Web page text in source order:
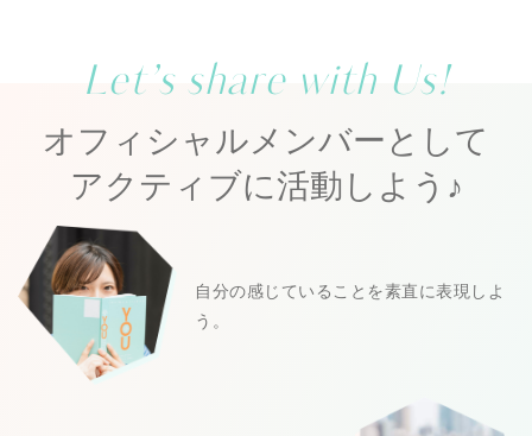
Let’s share with Us!
オフィシャルメンバーとして
アクティブに活動しよう♪
自分の感じていることを素直に表現しよ
う。